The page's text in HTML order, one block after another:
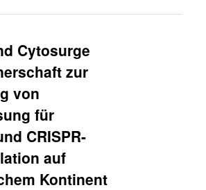
Cytosurge
zur
von
für
CRISPR-
auf
Kontinent